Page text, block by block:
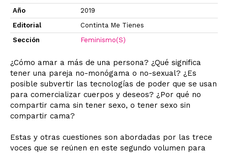
Año
2019
Editorial
Continta Me Tienes
Sección
Feminismo(S)
¿Cómo amar a más de una persona? ¿Qué significa
tener una pareja no-monógama o no-sexual? ¿Es
posible subvertir las tecnologías de poder que se usan
para comercializar cuerpos y deseos? ¿Por qué no
compartir cama sin tener sexo, o tener sexo sin
compartir cama?
Estas y otras cuestiones son abordadas por las trece
voces que se reúnen en este segundo volumen para